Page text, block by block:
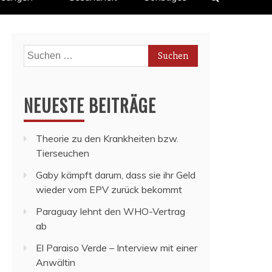
Suchen
nach:
NEUESTE BEITRÄGE
Theorie zu den Krankheiten bzw.
Tierseuchen
Gaby kämpft darum, dass sie ihr Geld
wieder vom EPV zurück bekommt
Paraguay lehnt den WHO-Vertrag
ab
El Paraiso Verde – Interview mit einer
Anwältin